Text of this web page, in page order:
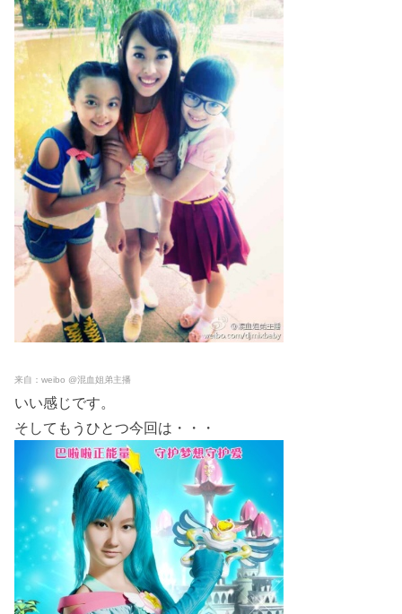
来自：weibo @混血姐弟主播
いい感じです。
そしてもうひとつ今回は・・・